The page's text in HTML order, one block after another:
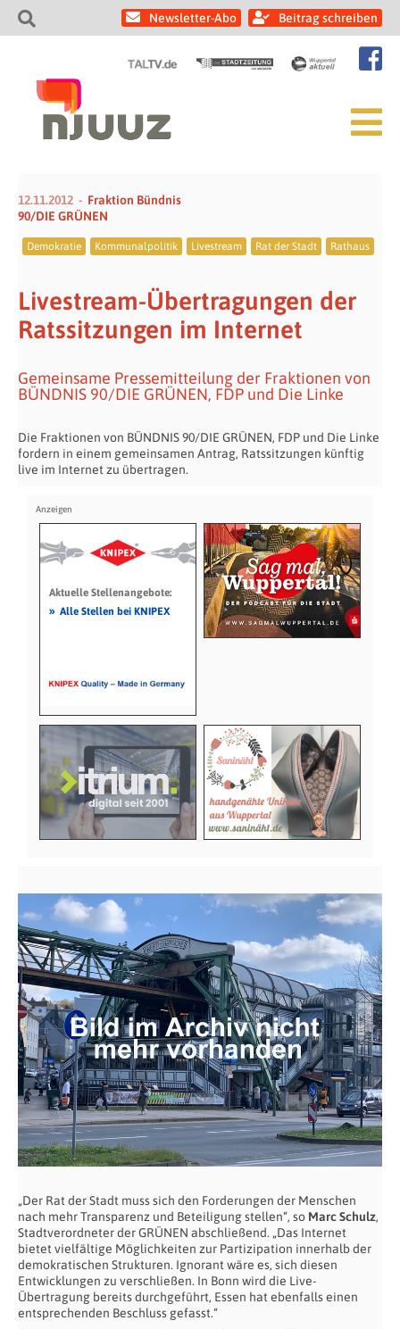
Newsletter-Abo Beitrag schreiben
12.11.2012
Fraktion Bündnis
90/DIE GRÜNEN
Demokratie Kommunalpolitik Livestream Rat der Stadt Rathaus
Livestream-Übertragungen der
Ratssitzungen im Internet
Gemeinsame Pressemitteilung der Fraktionen von
BÜNDNIS 90/DIE GRÜNEN, FDP und Die Linke
Die Fraktionen von BÜNDNIS 90/DIE GRÜNEN, FDP und Die Linke
fordern in einem gemeinsamen Antrag, Ratssitzungen künftig
live im Internet zu übertragen.
Aktuelle Stellenangebote:
» Alle Stellen bei KNIPEX
„Der Rat der Stadt muss sich den Forderungen der Menschen
nach mehr Transparenz und Beteiligung stellen“, so Marc Schulz,
Stadtverordneter der GRÜNEN abschließend. „Das Internet
bietet vielfältige Möglichkeiten zur Partizipation innerhalb der
demokratischen Strukturen. Ignorant wäre es, sich diesen
Entwicklungen zu verschließen. In Bonn wird die Live-
Übertragung bereits durchgeführt, Essen hat ebenfalls einen
entsprechenden Beschluss gefasst.“